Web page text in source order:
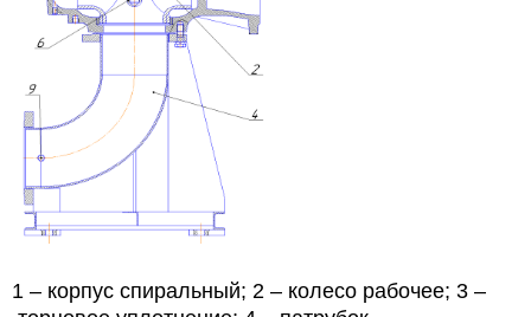
1 – корпус спиральный; 2 – колесо рабочее; 3 –